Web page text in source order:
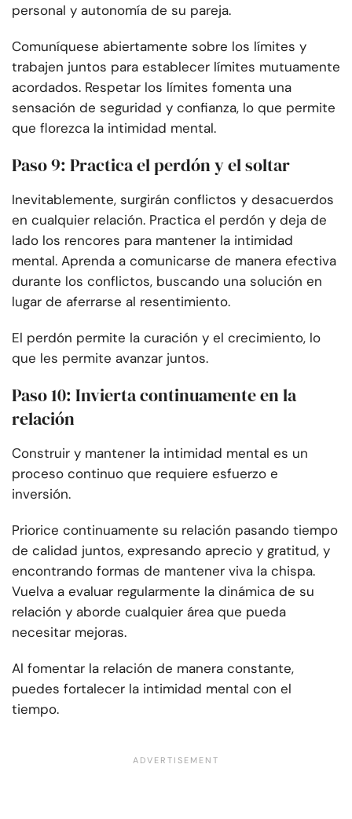
personal y autonomía de su pareja.
Comuníquese abiertamente sobre los límites y
trabajen juntos para establecer límites mutuamente
acordados. Respetar los límites fomenta una
sensación de seguridad y confianza, lo que permite
que florezca la intimidad mental.
Paso 9: Practica el perdón y el soltar
Inevitablemente, surgirán conflictos y desacuerdos
en cualquier relación. Practica el perdón y deja de
lado los rencores para mantener la intimidad
mental. Aprenda a comunicarse de manera efectiva
durante los conflictos, buscando una solución en
lugar de aferrarse al resentimiento.
El perdón permite la curación y el crecimiento, lo
que les permite avanzar juntos.
Paso 10: Invierta continuamente en la
relación
Construir y mantener la intimidad mental es un
proceso continuo que requiere esfuerzo e
inversión.
Priorice continuamente su relación pasando tiempo
de calidad juntos, expresando aprecio y gratitud, y
encontrando formas de mantener viva la chispa.
Vuelva a evaluar regularmente la dinámica de su
relación y aborde cualquier área que pueda
necesitar mejoras.
Al fomentar la relación de manera constante,
puedes fortalecer la intimidad mental con el
tiempo.